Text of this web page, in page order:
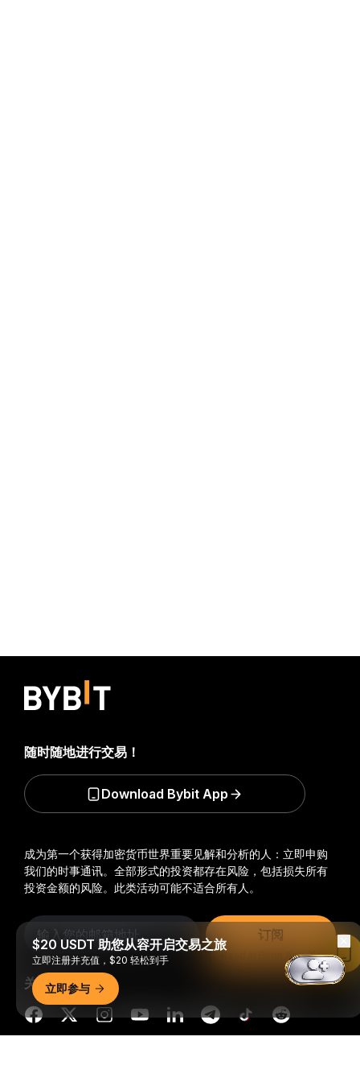
成为第一个获得加密货币世界重要见解和分析的人：立即申购
我们的时事通讯。 全部形式的投资都存在风险，包括损失所有
投资金额的风险。此类活动可能不适合所有人。
订阅
关注我们
随时随地进行交易！
Download Bybit App
$20 USDT 助您从容开启交易之旅
立即注册并充值，$20 轻松到手
立即参与
Read in Bybit App